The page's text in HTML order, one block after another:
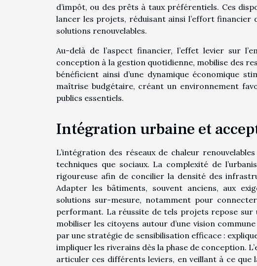
d’impôt, ou des prêts à taux préférentiels. Ces
lancer les projets, réduisant ainsi l’effort
solutions renouvelables.
Au-delà de l’aspect financier, l’effet levier sur
conception à la gestion quotidienne, mobilise des
bénéficient ainsi d’une dynamique économique
maîtrise budgétaire, créant un environnement
publics essentiels.
Intégration urbaine et
L’intégration des réseaux de chaleur
techniques que sociaux. La complexité de
rigoureuse afin de concilier la densité des
Adapter les bâtiments, souvent anciens, aux
solutions sur-mesure, notamment pour
performant. La réussite de tels projets repose sur
mobiliser les citoyens autour d’une vision
par une stratégie de sensibilisation efficace :
impliquer les riverains dès la phase de conception.
articuler ces différents leviers, en veillant à ce que